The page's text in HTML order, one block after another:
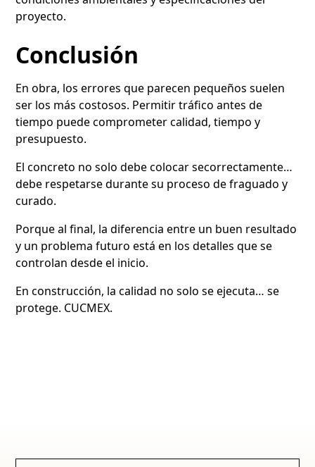
proyecto.
Conclusión
En obra, los errores que parecen pequeños suelen
ser los más costosos. Permitir tráfico antes de
tiempo puede comprometer calidad, tiempo y
presupuesto.
El concreto no solo debe colocar secorrectamente…
debe respetarse durante su proceso de fraguado y
curado.
Porque al final, la diferencia entre un buen resultado
y un problema futuro está en los detalles que se
controlan desde el inicio.
En construcción, la calidad no solo se ejecuta… se
protege. CUCMEX.